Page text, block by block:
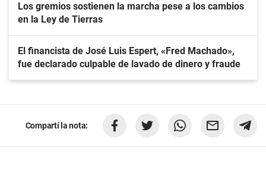
Los gremios sostienen la marcha pese a los cambios
en la Ley de Tierras
El financista de José Luis Espert, «Fred Machado»,
fue declarado culpable de lavado de dinero y fraude
Compartí la nota: